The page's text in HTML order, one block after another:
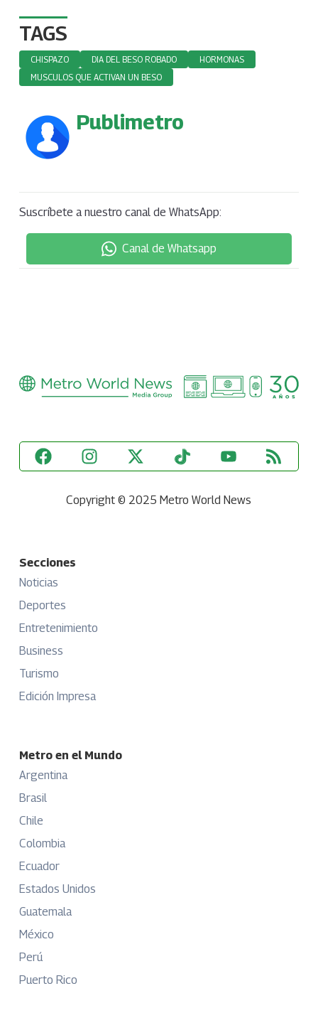
TAGS
CHISPAZO DIA DEL BESO ROBADO
HORMONAS
MUSCULOS QUE ACTIVAN UN BESO
Publimetro
Suscríbete a nuestro canal de WhatsApp:
Canal de Whatsapp
Copyright © 2025 Metro World News
Secciones
Noticias
Deportes
Entretenimiento
Business
Turismo
Edición Impresa
Metro en el Mundo
Argentina
Brasil
Chile
Colombia
Ecuador
Estados Unidos
Guatemala
México
Perú
Puerto Rico